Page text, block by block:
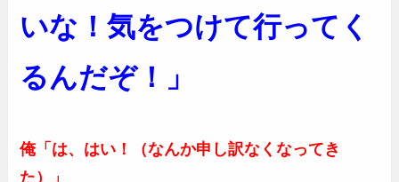
いな！気をつけて行ってく
るんだぞ！」
俺「は、はい！（なんか申し訳なくなってき
た）」